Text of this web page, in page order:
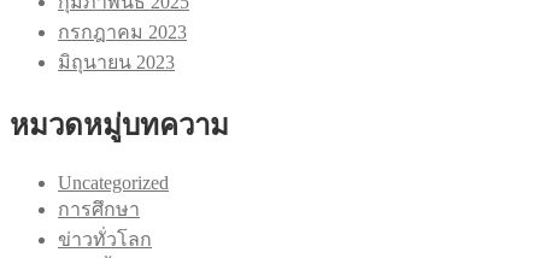
กรกฎาคม 2023
มิถุนายน 2023
หมวดหมู่บทความ
Uncategorized
การศึกษา
ข่าวทั่วโลก